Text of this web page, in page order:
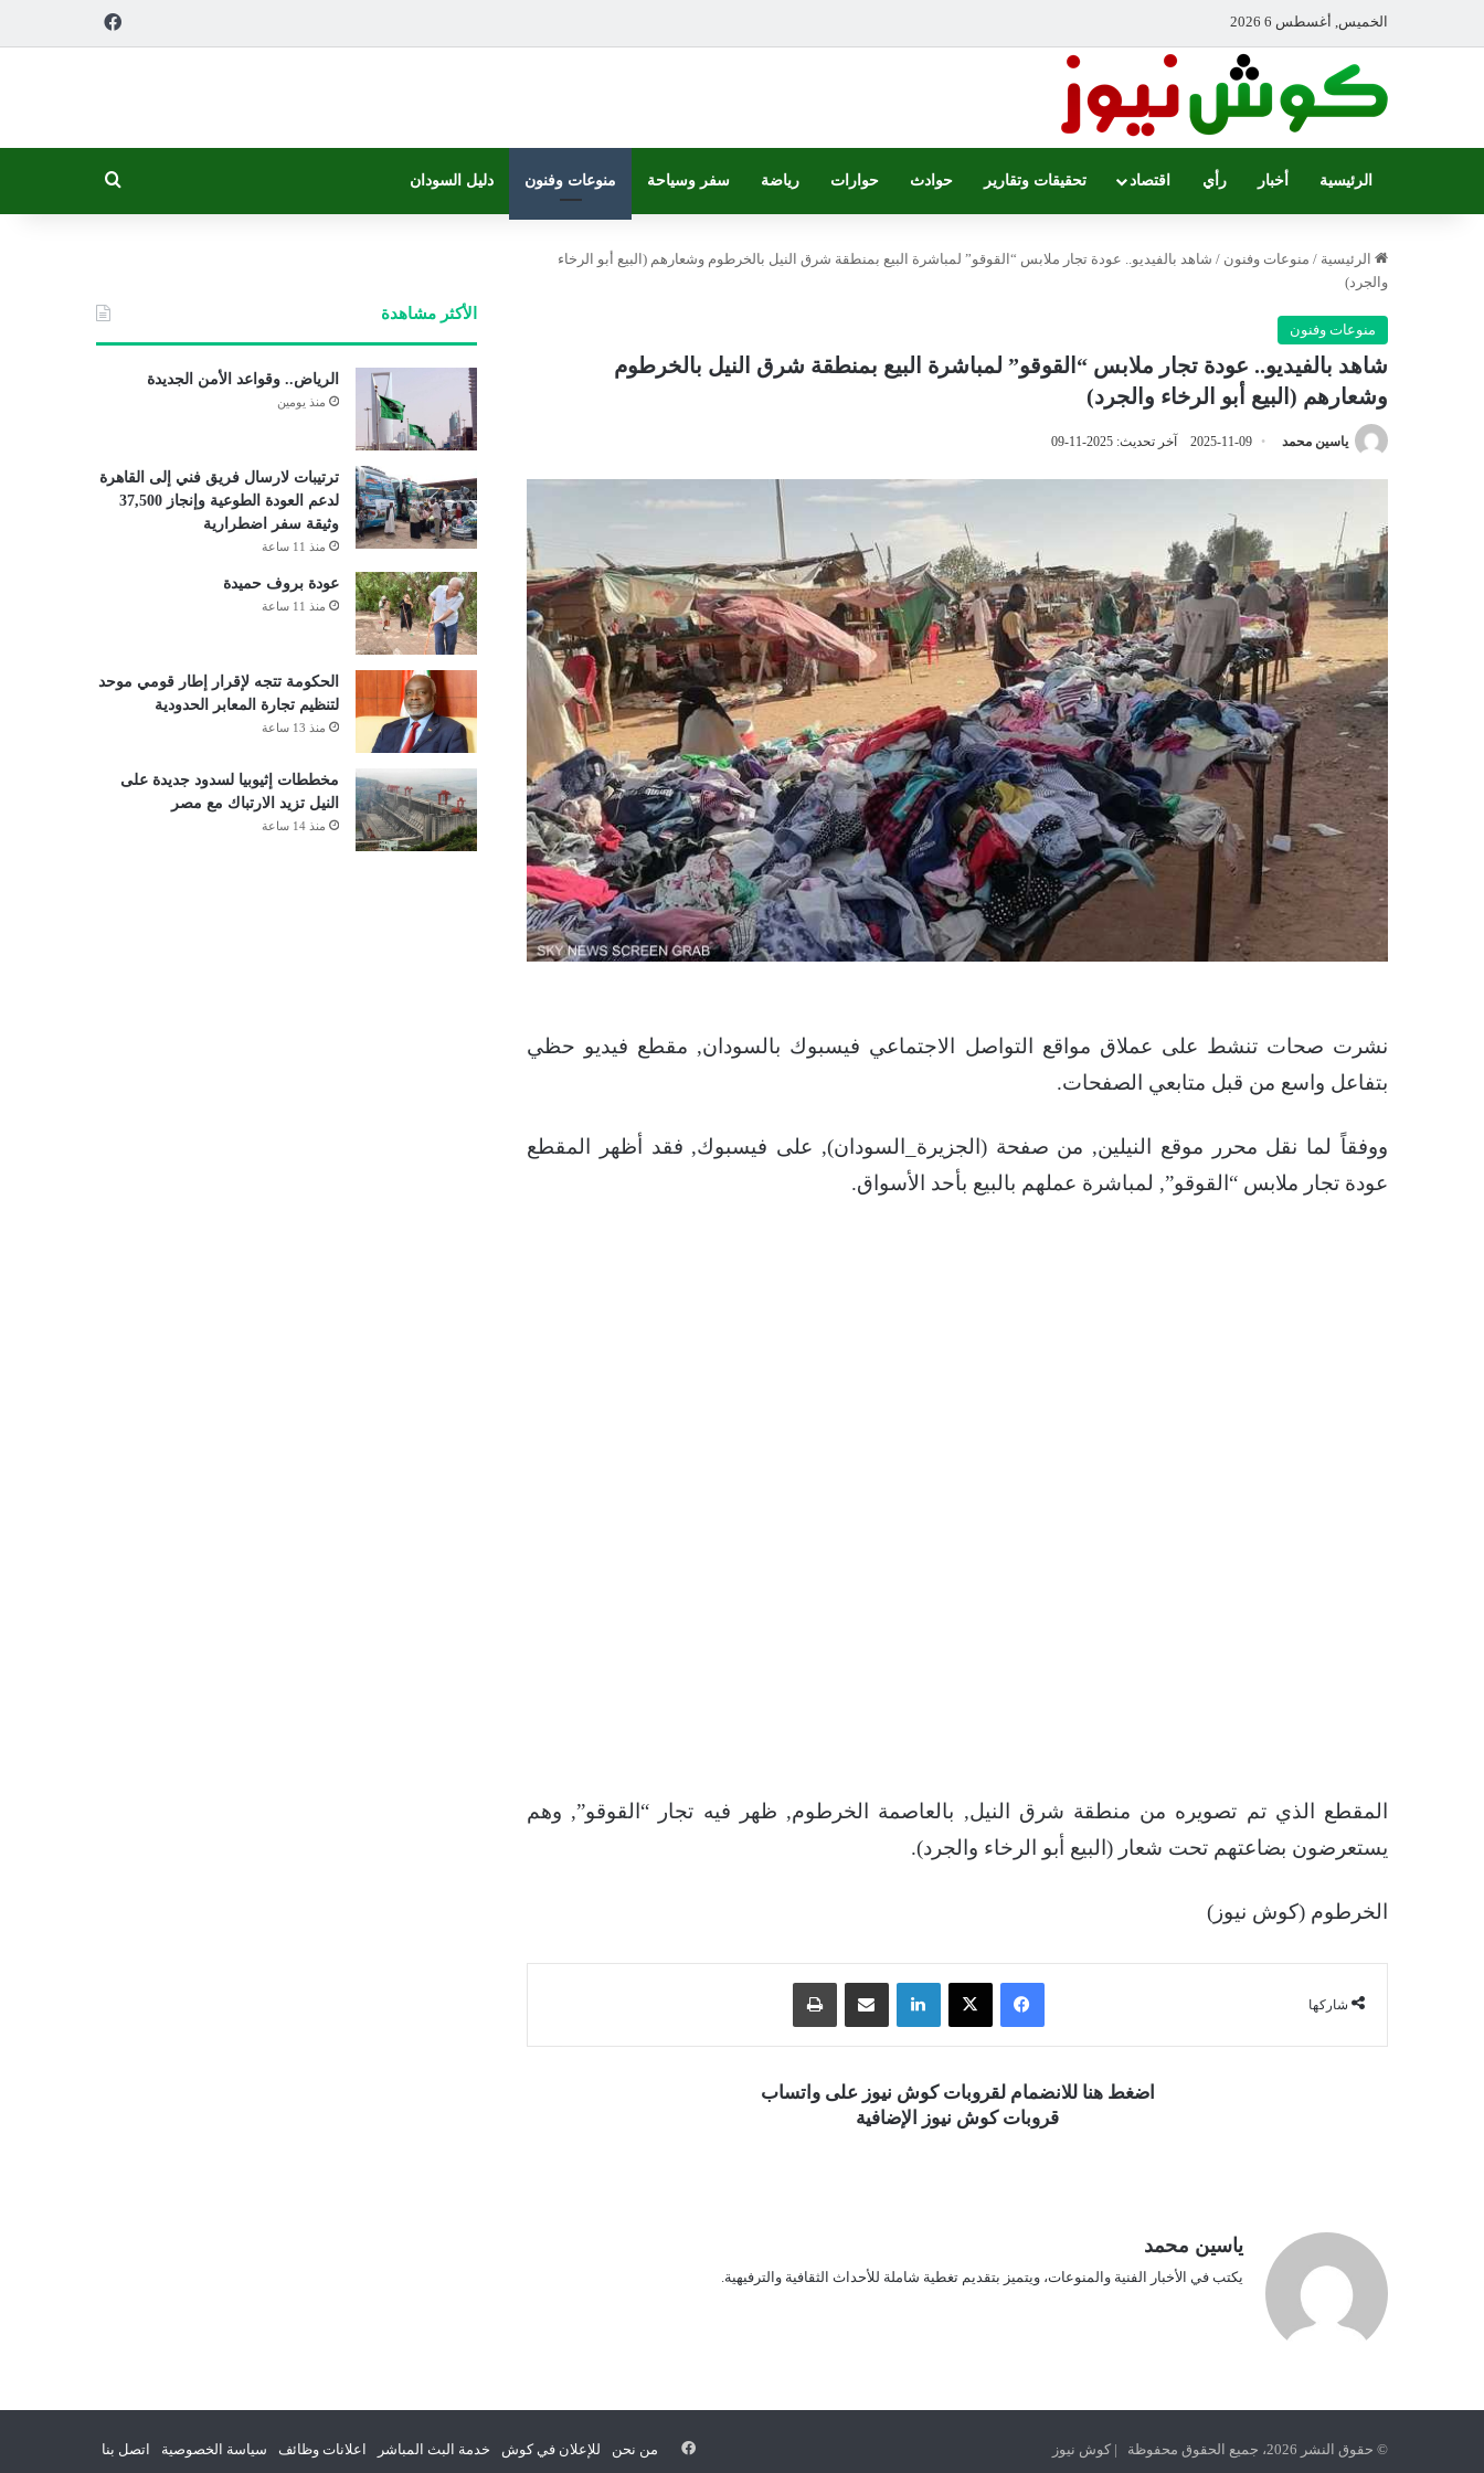
الخميس, أغسطس 6 2026
الرئيسية أخبار رأي اقتصاد تحقيقات وتقارير حوادث حوارات رياضة سفر وسياحة منوعات وفنون دليل السودان
الرئيسية / منوعات وفنون / شاهد بالفيديو.. عودة تجار ملابس “القوقو” لمباشرة البيع بمنطقة شرق النيل بالخرطوم وشعارهم (البيع أبو الرخاء
والجرد)
منوعات وفنون
شاهد بالفيديو.. عودة تجار ملابس “القوقو” لمباشرة البيع بمنطقة شرق النيل بالخرطوم
وشعارهم (البيع أبو الرخاء والجرد)
ياسين محمد 2025-11-09 آخر تحديث: 2025-11-09
نشرت صحات تنشط على عملاق مواقع التواصل الاجتماعي فيسبوك بالسودان, مقطع فيديو حظي
بتفاعل واسع من قبل متابعي الصفحات.
ووفقاً لما نقل محرر موقع النيلين, من صفحة (الجزيرة_السودان), على فيسبوك, فقد أظهر المقطع
عودة تجار ملابس “القوقو”, لمباشرة عملهم بالبيع بأحد الأسواق.
المقطع الذي تم تصويره من منطقة شرق النيل, بالعاصمة الخرطوم, ظهر فيه تجار “القوقو”, وهم
يستعرضون بضاعتهم تحت شعار (البيع أبو الرخاء والجرد).
الخرطوم (كوش نيوز)
شاركها
فيسبوك ‫X لينكدإن مشاركة عبر البريد
اضغط هنا للانضمام لقروبات كوش نيوز على واتساب
قروبات كوش نيوز الإضافية
ياسين محمد
يكتب في الأخبار الفنية والمنوعات، ويتميز بتقديم تغطية شاملة للأحداث الثقافية والترفيهية.
الأكثر مشاهدة
الرياض.. وقواعد الأمن الجديدة
منذ يومين
ترتيبات لارسال فريق فني إلى القاهرة
لدعم العودة الطوعية وإنجاز 37,500
وثيقة سفر اضطرارية
منذ 11 ساعة
عودة بروف حميدة
منذ 11 ساعة
الحكومة تتجه لإقرار إطار قومي موحد
لتنظيم تجارة المعابر الحدودية
منذ 13 ساعة
مخططات إثيوبيا لسدود جديدة على
النيل تزيد الارتباك مع مصر
منذ 14 ساعة
© حقوق النشر 2026، جميع الحقوق محفوظة | كوش نيوز من نحن للإعلان في كوش خدمة البث المباشر اعلانات وظائف سياسة الخصوصية اتصل بنا فيسبوك